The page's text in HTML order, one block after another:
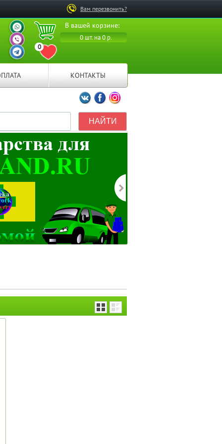
Вам перезвонить?
В вашей корзине:
0 шт. на 0 р.
0
ПЕРЕЙТИ В ИЗБРАННОЕ
ВАШ ПЕРСОНАЛЬНЫЙ
МЕНЕДЖЕР
ВАШ ПЕРСОНАЛЬНЫЙ
МЕНЕДЖЕР
ВАШ ПЕРСОНАЛЬНЫЙ
МЕНЕДЖЕР
КОНТАКТЫ
Мы ВКонтакте
Мы на Facebook
Мы в Instagramm